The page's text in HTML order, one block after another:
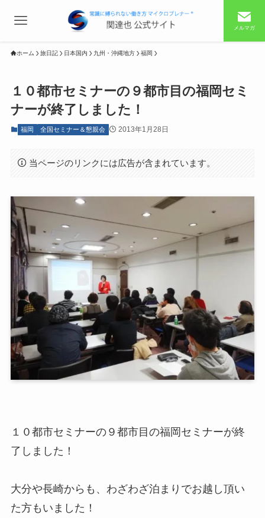
メルマガ
ホーム 旅日記 日本国内 九州・沖縄地方 福岡
１０都市セミナーの９都市目の福岡セミ
ナーが終了しました！
福岡 全国セミナー＆懇親会 2013年1月28日
当ページのリンクには広告が含まれています。
１０都市セミナーの９都市目の福岡セミナーが終
了しました！
大分や長崎からも、わざわざ泊まりでお越し頂い
た方もいました！